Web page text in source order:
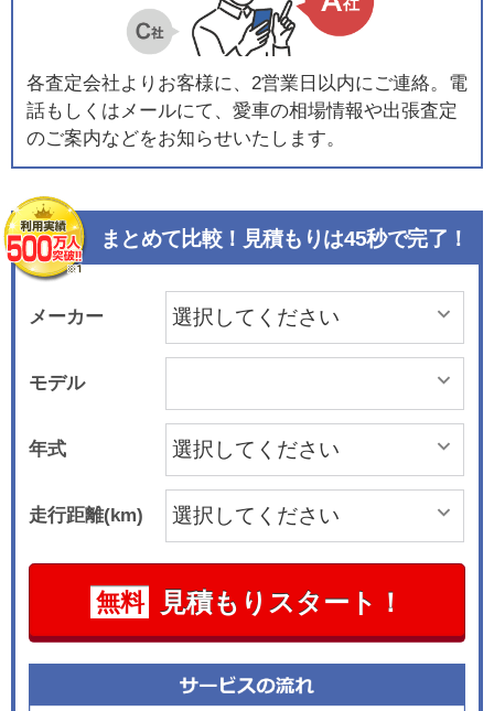
各査定会社よりお客様に、2営業日以内にご連絡。電
話もしくはメールにて、愛車の相場情報や出張査定
のご案内などをお知らせいたします。
まとめて比較！見積もりは45秒で完了！
メーカー
モデル
年式
走行距離(km)
無料 見積もりスタート！